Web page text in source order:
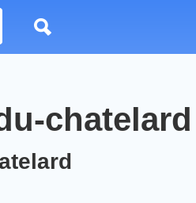
chatelard